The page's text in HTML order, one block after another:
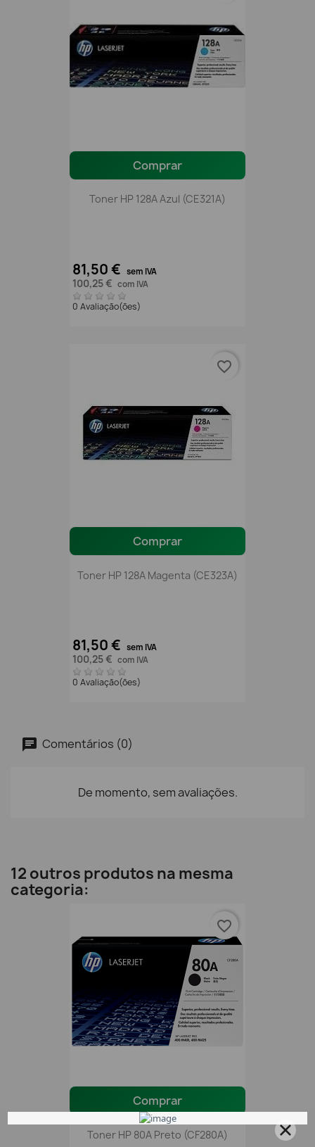
Comprar
Toner HP 128A Azul (CE321A)
81,50 € sem IVA
100,25 € com IVA
0 Avaliação(ões)
Comprar
Toner HP 128A Magenta (CE323A)
81,50 € sem IVA
100,25 € com IVA
0 Avaliação(ões)
favorite_border
Comentários (0)
De momento, sem avaliações.
12 outros produtos na mesma
categoria:
Comprar
Toner HP 80A Preto (CF280A)
favorite_border